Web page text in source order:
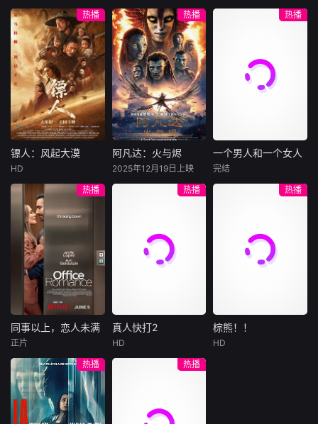
是历史的留白。这
个夏天，向西南、
向北方，奔赴一场
与清凉的约会。
严苛控制、阶层的
巨大鸿沟，让她处
暗生情愫，这场跨
越身份与种族的禁
忌之恋，彻底点燃
林柏叡
民国的上海滩，身
怀绝技的孤女画师
许雁真，意外与身
陷危局的融汇银行
总账姜心羽产生交
集。姜心羽遭人陷
害，只得与许雁真
结盟，彼时银行欲
将国宝名画低价卖
给外国人，许雁真
仿造名画、偷天换
日。几经波折，两
人联手在各方势力
的夹缝间巧妙周
旋，共历险阻，破
解重重困境。
尼可拉斯·博朗
尼古拉斯·加利齐纳
牧羊人乔治
（休·杰克曼饰）最
爱给羊群读侦探小
说，没想到自己有
一天会离奇死亡。
他留下的3000万
巨额遗产，让每个
人貌似都有犯罪动
机。警察毫无头绪
“不务正业”迈出牧
饰），被偏执富家
公子陈伦（丁禹兮
饰）选中，被迫踏
表、神秘女友全部
备齐，在陈伦的精
瞬间拥有顶配人
热播
镖人：风起大漠
于适
大漠之上，镖人、
官府、西域五大家
族等多方势力盘根
错节、暗潮涌动。
“天字第二号逃犯”
刀马接下特殊押镖
任务，和同伴一起
从西域护镖远赴长
安。不料，他们的
护送对象竟是“天字
郎……天下熙熙皆
为利来，各方势力
闻风入局，抢镖厮
杀接连上演……
镖人：风起大漠
HD
热播
阿凡达：火与烬
与奈蒂莉一家的命
运起伏，在前作的
情感余波之上，深
连的情感纽带的历
程，从而将故事推
维度。此外，潘多
阿凡达：火与烬
2025年12月19日上映
热播
一个男人和一个女人
饰）飞机同时落
地，入住同一家酒
店，成为一墙之隔
陷入的困境，健
康、家庭、婚姻、
一个男人和一个女人
完结
热播
同事以上，恋人未满
布雷特·戈德斯坦
贝蒂·吉尔平
洛佩兹饰演的航空
公司 和戈德斯坦饰
同事以上，恋人未满
正片
热播
真人快打2
员强尼·凯奇（卡尔·
真人快打2
HD
热播
棕熊！！
棕熊！！
HD
热播
热播